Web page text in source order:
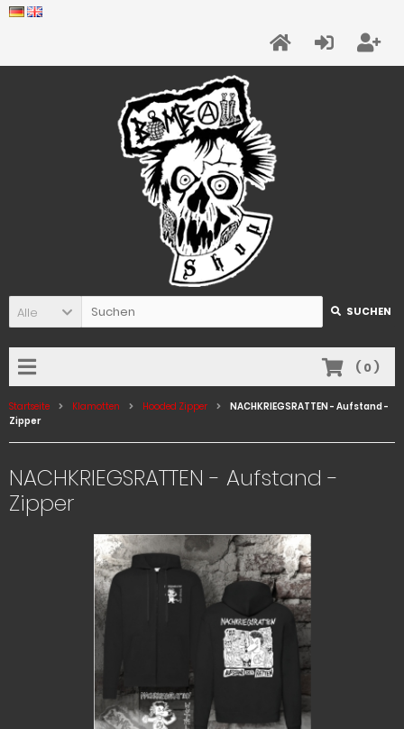
Alle SUCHEN
( 0)
Startseite Klamotten Hooded Zipper
NACHKRIEGSRATTEN - Aufstand -
Zipper
NACHKRIEGSRATTEN - Aufstand -
Zipper